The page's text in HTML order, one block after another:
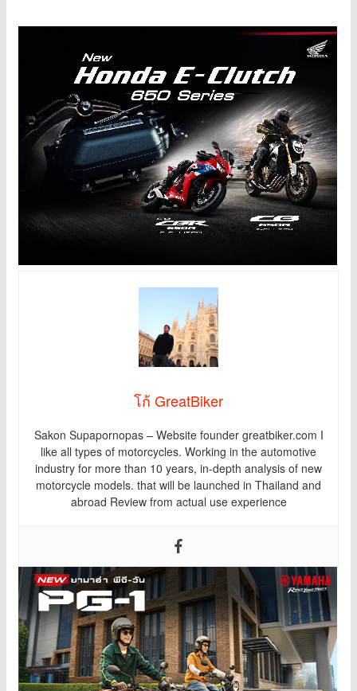
โก้ GreatBiker
Sakon Supapornopas – Website founder greatbiker.com I
like all types of motorcycles. Working in the automotive
industry for more than 10 years, in-depth analysis of new
motorcycle models. that will be launched in Thailand and
abroad Review from actual use experience